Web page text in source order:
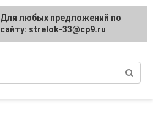
работы и
Для любых предложений по
сайту: strelok-33@cp9.ru
Для любых предложений по
сайту: strelok-33@cp9.ru